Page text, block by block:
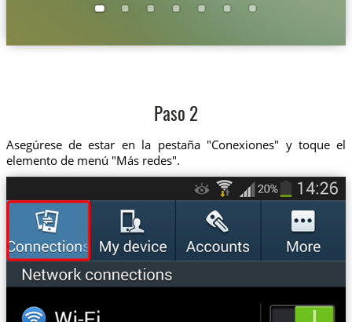
Paso 2
Asegúrese de estar en la pestaña "Conexiones" y toque el
elemento de menú "Más redes".